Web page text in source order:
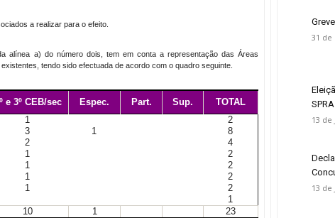
a realizar para o efeito.
alínea a) do número dois, tem em conta a representação das Áreas
tendo sido efectuada de acordo com o quadro seguinte.
e 3º CEB/sec Espec. Part. Sup.
TOTAL
1
2
3 1
8
2
4
1
2
1
2
1
2
1
2
1
10 1 23
31 de
13 de
13 de